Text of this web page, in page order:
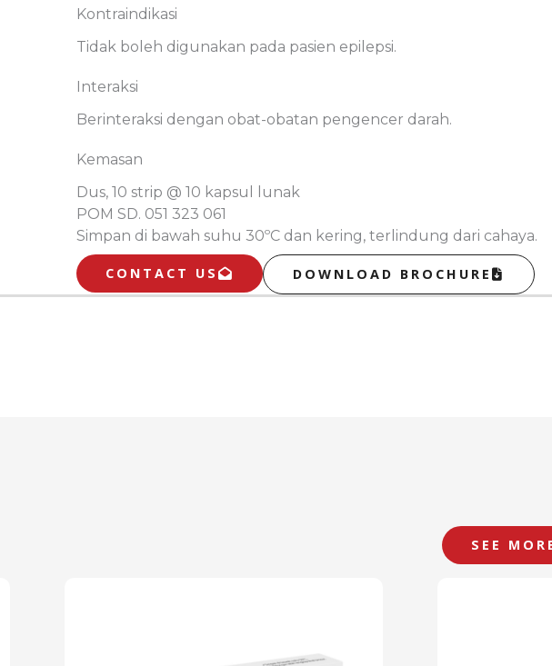
Kontraindikasi
Tidak boleh digunakan pada pasien epilepsi.
Interaksi
Berinteraksi dengan obat-obatan pengencer darah.
Kemasan
Dus, 10 strip @ 10 kapsul lunak
POM SD. 051 323 061
Simpan di bawah suhu 30ºC dan kering, terlindung dari cahaya.
CONTACT US DOWNLOAD BROCHURE
SEE